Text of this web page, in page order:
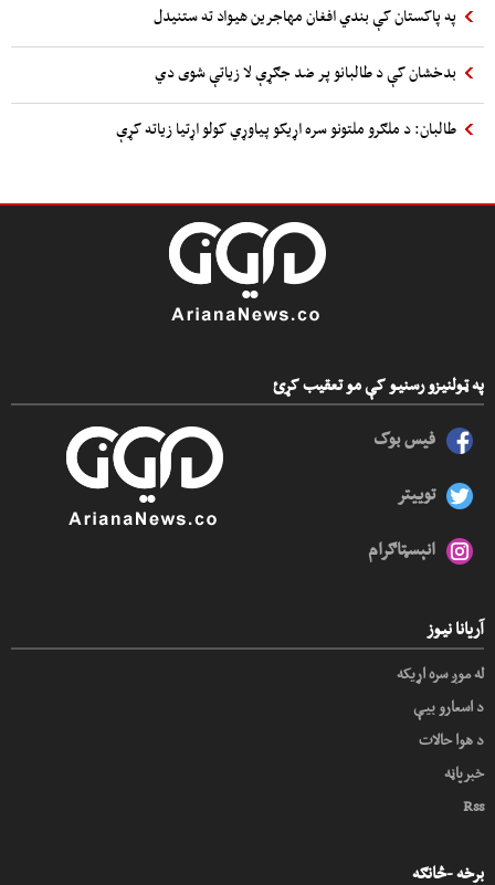
په پاکستان کې بندي افغان مهاجرین هیواد ته ستنیدل
بدخشان کې د طالبانو پر ضد جګړې لا زیاتې شوی دي
طالبان: د ملګرو ملتونو سره اړیکو پیاوړي کولو اړتیا زیاته کړې
په ټولنیزو رسنیو کې مو تعقیب کړئ
فیس بوک
توییتر
انېسټاګرام
آریانا نیوز
له موږ سره اړیکه
د اسعارو بیې
د هوا حالات
خبرپاڼه
Rss
برخه -څانګه